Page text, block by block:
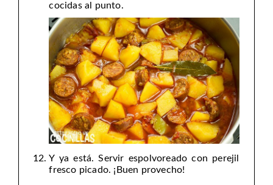
cocidas al punto.
Y ya está. Servir espolvoreado con perejil
fresco picado. ¡Buen provecho!